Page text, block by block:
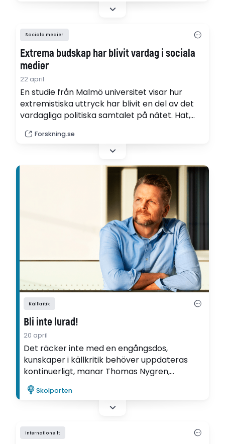
demands and institutional expectations shape
Sociala medier
Extrema budskap har blivit vardag i sociala
medier
22 april
En studie från Malmö universitet visar hur
extremistiska uttryck har blivit en del av det
vardagliga politiska samtalet på nätet. Hat,
i sociala mediers kommentarsfält – ofta utan
Forskning.se
Källkritik
Bli inte lurad!
20 april
Det räcker inte med en engångsdos,
kunskaper i källkritik behöver uppdateras
kontinuerligt, manar Thomas Nygren,
didaktikprofessor och tidigare historie- och
samhällskunskapslärare.
Skolporten
Internationellt